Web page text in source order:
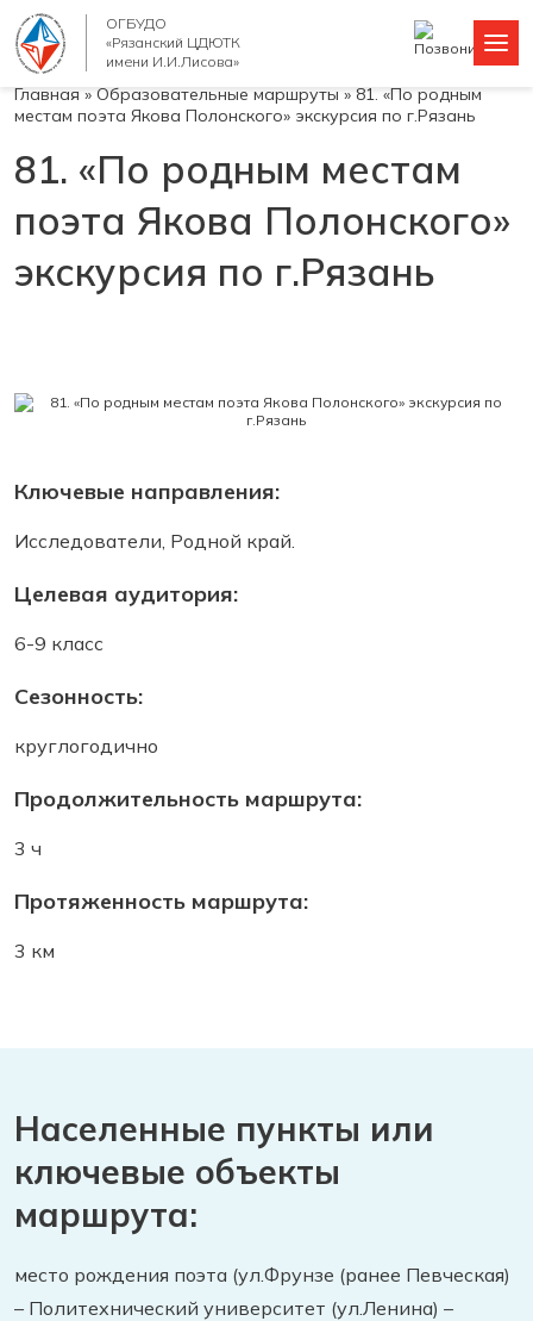
ОГБУДО
«Рязанский ЦДЮТК
имени И.И.Лисова»
Главная » Образовательные маршруты » 81. «По родным
местам поэта Якова Полонского» экскурсия по г.Рязань
81. «По родным местам
поэта Якова Полонского»
экскурсия по г.Рязань
Ключевые направления:
Исследователи, Родной край.
Целевая аудитория:
6-9 класс
Сезонность:
круглогодично
Продолжительность маршрута:
3 ч
Протяженность маршрута:
3 км
Населенные пункты или
ключевые объекты
маршрута:
место рождения поэта (ул.Фрунзе (ранее Певческая)
– Политехнический университет (ул.Ленина) –